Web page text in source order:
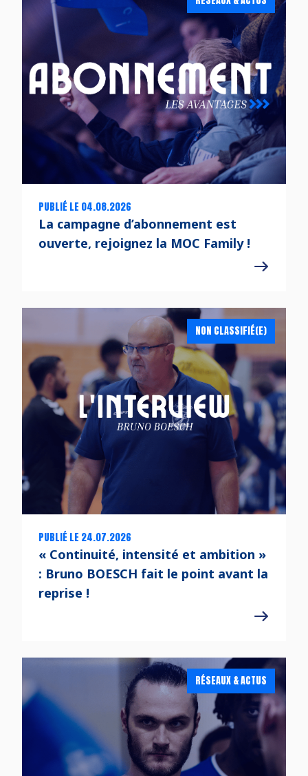
PUBLIÉ LE 04.08.2026
La campagne d’abonnement est
ouverte, rejoignez la MOC Family !
NON CLASSIFIÉ(E)
PUBLIÉ LE 24.07.2026
« Continuité, intensité et ambition »
: Bruno BOESCH fait le point avant la
reprise !
RÉSEAUX & ACTUS